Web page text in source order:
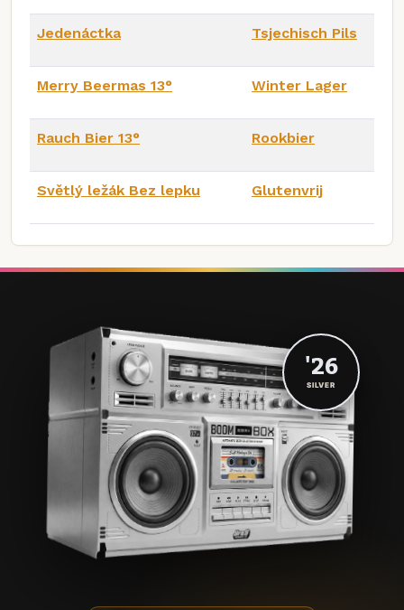
Jedenáctka Tsjechisch Pils
Merry Beermas 13° Winter Lager
Rauch Bier 13° Rookbier
Světlý ležák Bez lepku Glutenvrij
'26
SILVER